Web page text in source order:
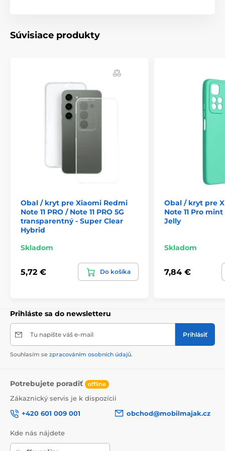
(záda), plast (rám ostrůvku fotoaparátu a tlačítka -
lakováno olejovou barvou)
Súvisiace produkty
Obal / kryt pre Xiaomi Redmi
Note 11 PRO / Note 11 PRO 5G
transparentný - Super Clear
Hybrid
Skladom
5,72 € Do košíka
Obal / kryt pre
Note 11 Pro
Jelly
Skladom
7,84 €
Prihláste sa do newsletteru
Tu napíšte váš e-mail Prihlásiť
Souhlasím se zpracováním osobních údajů.
Potrebujete poradiť offline
Zákaznický servis je k dispozícii
+420 601 009 001
obchod@mobilmajak.cz
Kde nás nájdete